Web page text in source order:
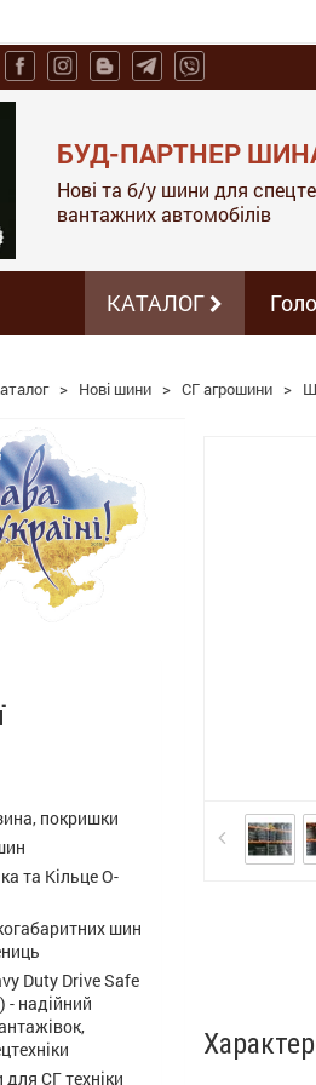
БУД-ПАРТНЕР
Нові та б/у шини для
вантажних автомобілів
КАТАЛОГ
> Нові шини > СГ агрошини >
покришки
та Кільце О-
шин
Duty Drive Safe
- надійний
для СГ техніки